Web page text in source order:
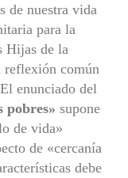
de nuestra vida
para la
Hijas de la
reflexión común
enunciado del
pobres» supone
de vida»
de «cer­canía
debe